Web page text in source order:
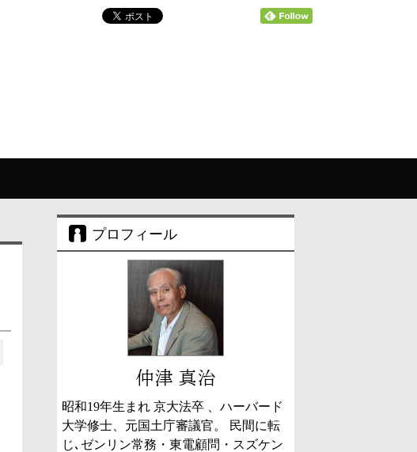
プロフィール
仲津 真治
昭和19年生まれ 京大法卒 、ハーバード
大学修士、元国土庁審議官。 民間に転
じ､ゼンリン常務・東電顧問・スズケン